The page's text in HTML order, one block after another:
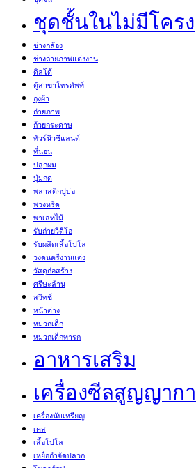
ชุดชั้นในไม่มีโครง
ช่างกล้อง
ช่างถ่ายภาพแต่งงาน
ดิลโด้
ตู้สาขาโทรศัพท์
ถุงผ้า
ถ่ายภาพ
ถ้วยกระดาษ
ทัวร์นิวซีแลนด์
ที่นอน
ปลูกผม
ปุ่มกด
พลาสติกปูบ่อ
พวงหรีด
พาเลทไม้
รับถ่ายวีดีโอ
รับผลิตเสื้อโปโล
วงดนตรีงานแต่ง
วัสดุก่อสร้าง
ศรีษะล้าน
สวิทช์
หน้าต่าง
หมวกเด็ก
หมวกเด็กทารก
อาหารเสริม
เครื่องซีลสูญญาก
เครื่องนับเหรียญ
เคส
เสื้อโปโล
เหยื่อกำจัดปลวก